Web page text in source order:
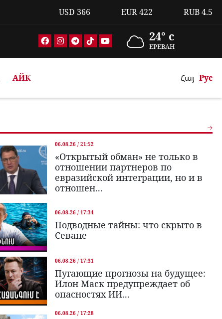
USD 366 EUR422 RUB4.5
24° c
ЕРЕВАН
АЙК Հայ Рус
06.08.26 / 21:52
«Открытый обман» не только в
отношении партнеров по
евразийской интеграции, но и в
отношен...
06.08.26 / 17:34
Подводные тайны: что скрыто в
Севане
06.08.26 / 17:31
Пугающие прогнозы на будущее:
Илон Маск предупреждает об
опасностях ИИ...
06.08.26 / 17:28